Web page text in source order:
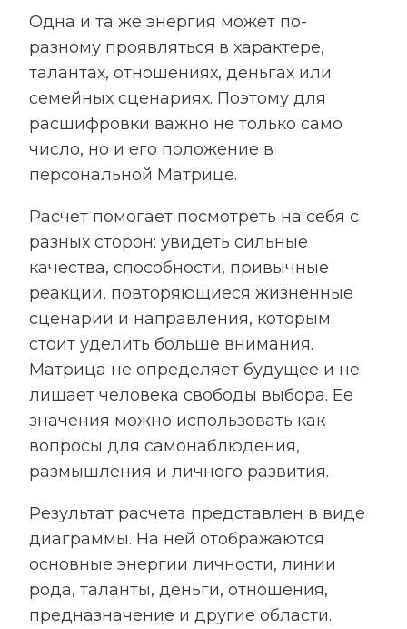
Одна и та же энергия может по-
разному проявляться в характере,
талантах, отношениях, деньгах или
семейных сценариях. Поэтому для
расшифровки важно не только само
число, но и его положение в
персональной Матрице.
Расчет помогает посмотреть на себя с
разных сторон: увидеть сильные
качества, способности, привычные
реакции, повторяющиеся жизненные
сценарии и направления, которым
стоит уделить больше внимания.
Матрица не определяет будущее и не
лишает человека свободы выбора. Ее
значения можно использовать как
вопросы для самонаблюдения,
размышления и личного развития.
Результат расчета представлен в виде
диаграммы. На ней отображаются
основные энергии личности, линии
рода, таланты, деньги, отношения,
предназначение и другие области.